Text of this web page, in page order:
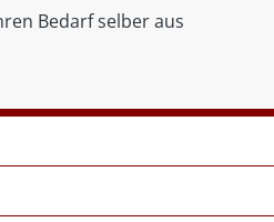
Bedarf selber aus